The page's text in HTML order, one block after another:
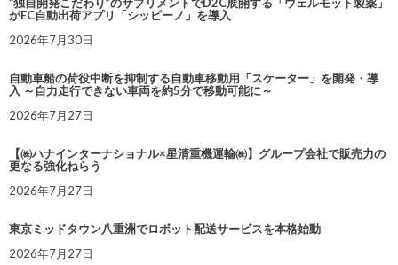
“独自開発こだわり”のサプリメントでD2C展開する「ウェルモット製薬」
がEC自動出荷アプリ「シッピーノ」を導入
2026年7月30日
自動車船の荷役中断を抑制する自動車移動用「スケーター」を開発・導
入 ～自力走行できない車両を約5分で移動可能に～
2026年7月27日
【㈱ハナインターナショナル×星清重機運輸㈱】グループ会社で販売力の
更なる強化ねらう
2026年7月27日
東京ミッドタウン八重洲でロボット配送サービスを本格始動
2026年7月27日